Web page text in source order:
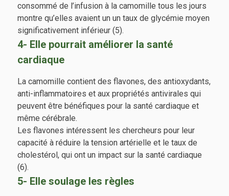
consommé de l’infusion à la camomille tous les jours
montre qu’elles avaient un un taux de glycémie moyen
significativement inférieur (5).
4- Elle pourrait améliorer la santé
cardiaque
La camomille contient des flavones, des antioxydants,
anti-inflammatoires et aux propriétés antivirales qui
peuvent être bénéfiques pour la santé cardiaque et
même cérébrale.
Les flavones intéressent les chercheurs pour leur
capacité à réduire la tension artérielle et le taux de
cholestérol, qui ont un impact sur la santé cardiaque
(6).
5- Elle soulage les règles